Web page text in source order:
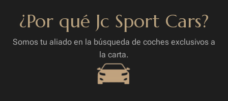
¿Por qué Jc Sport Cars?
Somos tu aliado en la búsqueda de coches exclusivos a
la carta.